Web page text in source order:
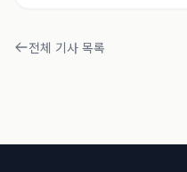
전체 기사 목록